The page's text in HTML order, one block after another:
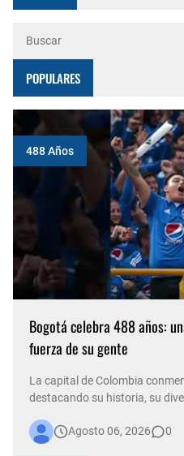
POPULARES
488 Años
Bogotá celebra 488 años:
fuerza de su gente
La capital de Colombia
destacando su historia, su
construyen cada día una
fiesta. La capital del país
Agosto 06, 2026 0